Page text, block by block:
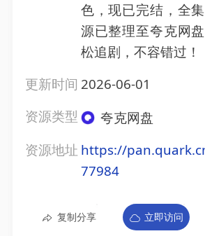
色，现已完结，全
源已整理至夸克网
松追剧，不容错过！
更新时间 2026-06-01
资源类型
夸克网盘
资源地址 https://
77984
复制分享 立即访问